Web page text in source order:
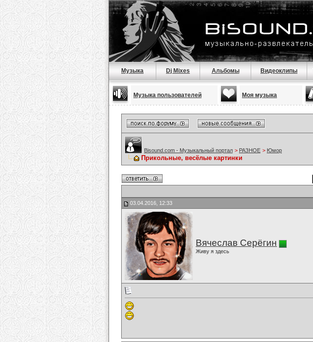
Музыка Dj Mixes Альбомы Видеоклипы
Музыка пользователей Моя музыка
Bisound.com - Музыкальный портал > РАЗНОЕ > Юмор
Прикольные, весёлые картинки
03.04.2016, 12:33
Вячеслав Серёгин
Живу я здесь